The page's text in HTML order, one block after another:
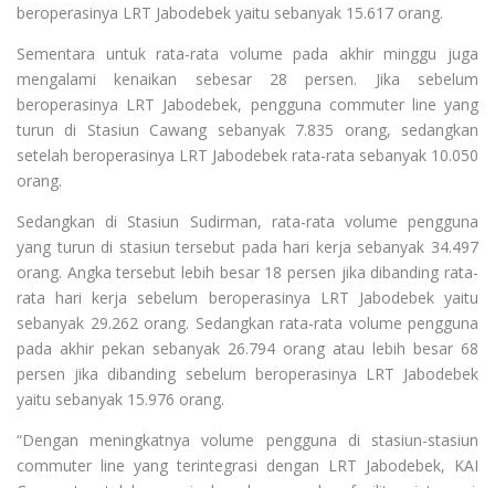
beroperasinya LRT Jabodebek yaitu sebanyak 15.617 orang.
Sementara untuk rata-rata volume pada akhir minggu juga
mengalami kenaikan sebesar 28 persen. Jika sebelum
beroperasinya LRT Jabodebek, pengguna commuter line yang
turun di Stasiun Cawang sebanyak 7.835 orang, sedangkan
setelah beroperasinya LRT Jabodebek rata-rata sebanyak 10.050
orang.
Sedangkan di Stasiun Sudirman, rata-rata volume pengguna
yang turun di stasiun tersebut pada hari kerja sebanyak 34.497
orang. Angka tersebut lebih besar 18 persen jika dibanding rata-
rata hari kerja sebelum beroperasinya LRT Jabodebek yaitu
sebanyak 29.262 orang. Sedangkan rata-rata volume pengguna
pada akhir pekan sebanyak 26.794 orang atau lebih besar 68
persen jika dibanding sebelum beroperasinya LRT Jabodebek
yaitu sebanyak 15.976 orang.
“Dengan meningkatnya volume pengguna di stasiun-stasiun
commuter line yang terintegrasi dengan LRT Jabodebek, KAI